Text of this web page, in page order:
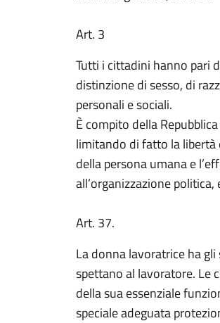
Art. 3
Tutti i cittadini hanno pari
distinzione di sesso, di
personali e sociali.
È compito della
limitando di fatto la libertà
della persona umana e
all’organizzazione
Art. 37.
La donna lavoratrice ha
spettano al lavoratore. Le
della sua essenziale
speciale adeguata